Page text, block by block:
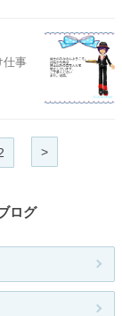
仕事
>
ログ